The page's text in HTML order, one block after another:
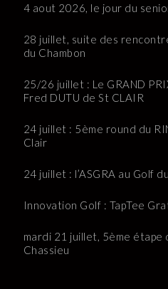
4 aout 2026, le jour du
28 juillet, suite des
du Chambon
25/26 juillet : Le GRAND
Fred DUTU de St CLAIR
24 juillet : 5ème round du
Clair
24 juillet : l’ASGRA au Golf
Innovation Golf : TapTee
mardi 21 juillet, 5ème étape
Chassieu